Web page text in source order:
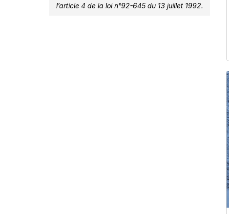
l’article 4 de la loi n°92-645 du 13 juillet 1992.